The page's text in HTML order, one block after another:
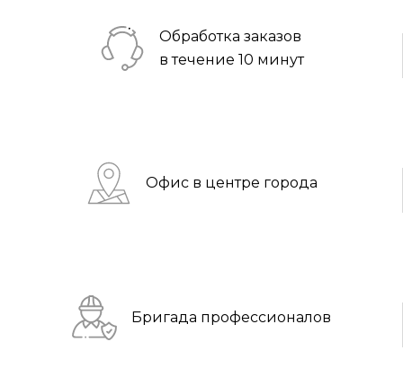
Обработка заказов
в течение 10 минут
Офис в центре города
Бригада профессионалов